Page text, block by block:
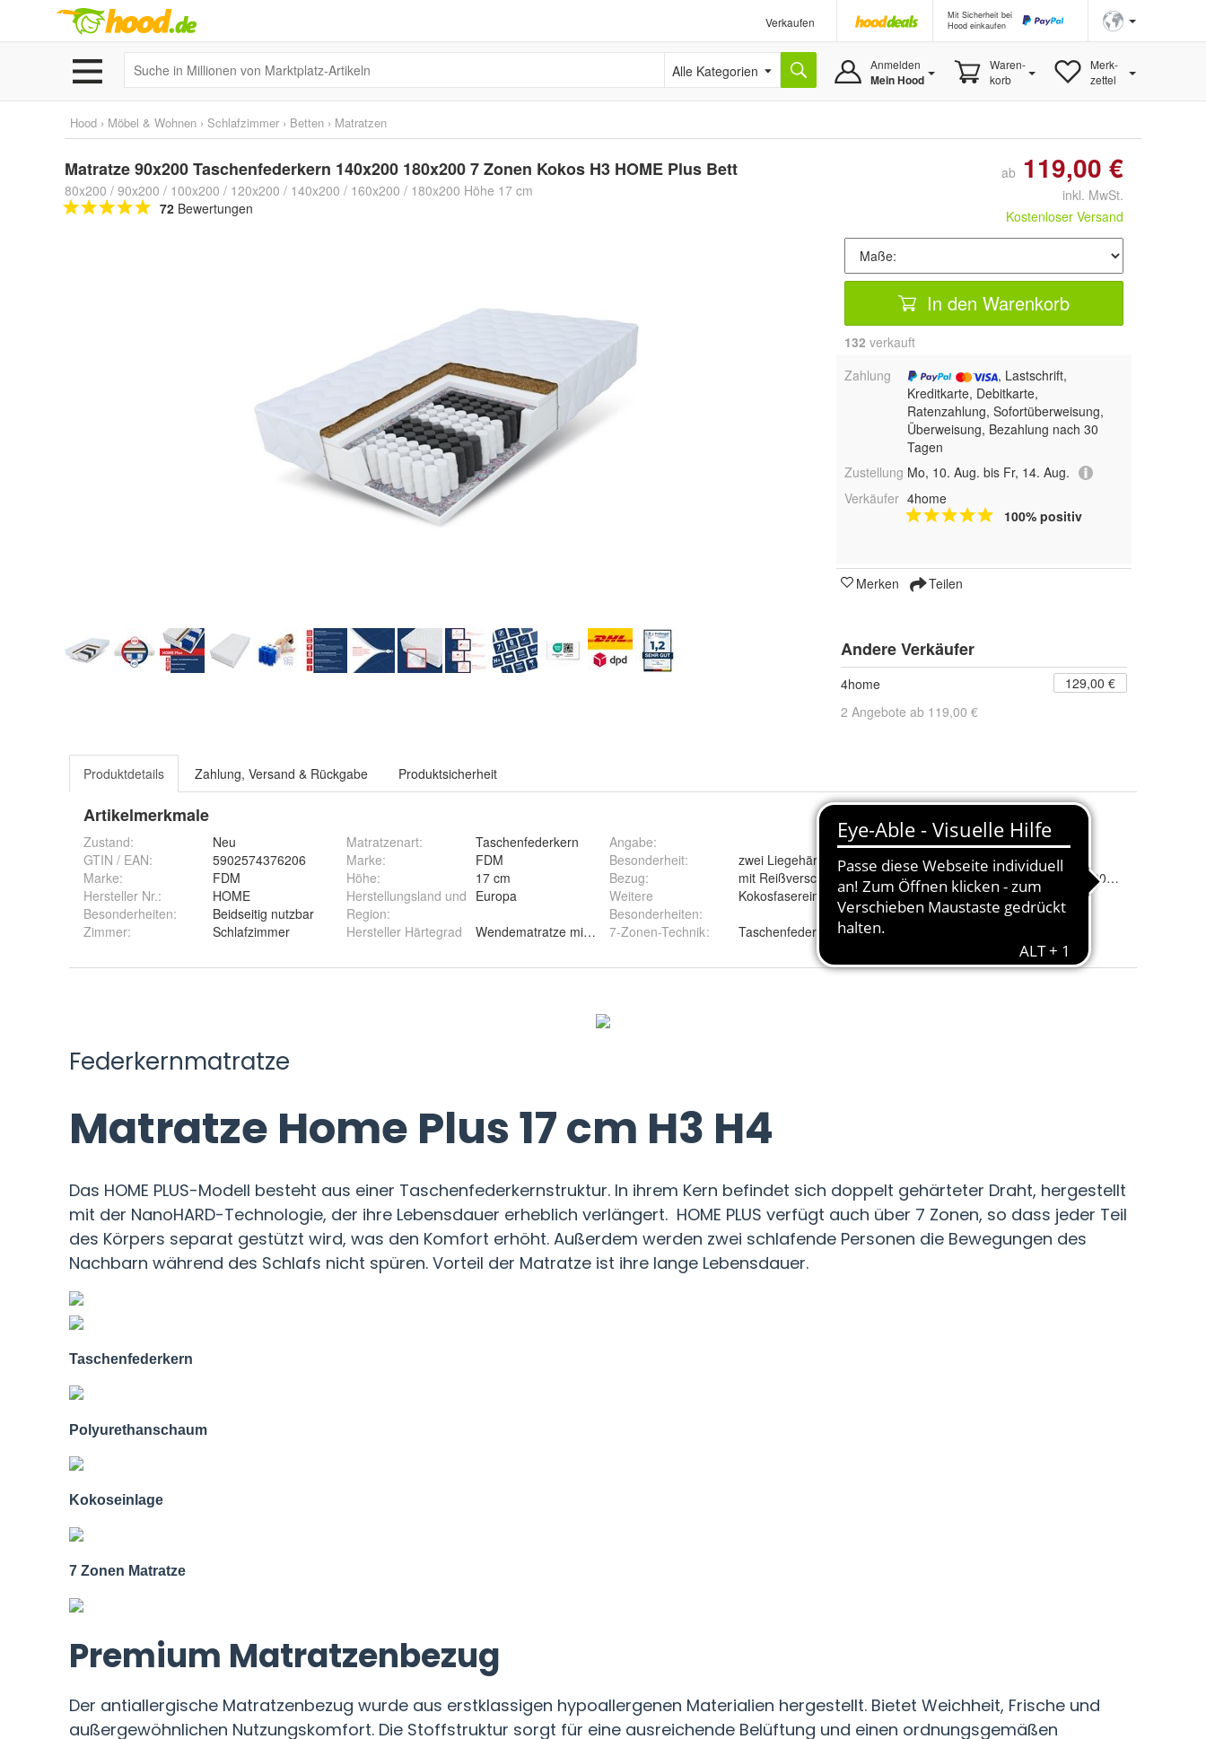
Verkaufen
Mit Sicherheit bei
Hood einkaufen
Alle Kategorien Anmelden
Mein Hood
Waren-
korb
Merk-
zettel
Hood › Möbel & Wohnen › Schlafzimmer › Betten › Matratzen
Matratze 90x200 Taschenfederkern 140x200 180x200 7 Zonen Kokos H3 HOME Plus Bett
80x200 / 90x200 / 100x200 / 120x200 / 140x200 / 160x200 / 180x200 Höhe 17 cm
72 Bewertungen
ab 119,00 €
inkl. MwSt.
Kostenloser Versand
In den Warenkorb
132 verkauft
Zahlung
, Lastschrift,
Kreditkarte, Debitkarte,
Ratenzahlung, Sofortüberweisung,
Überweisung, Bezahlung nach 30
Tagen
Zustellung Mo, 10. Aug. bis Fr, 14. Aug.
Verkäufer 4home
100% positiv
Merken Teilen
Andere Verkäufer
4home
129,00 €
2 Angebote ab 119,00 €
Produktdetails Zahlung, Versand & Rückgabe Produktsicherheit
Artikelmerkmale
Zustand:
Neu
GTIN / EAN:
5902574376206
Marke:
FDM
Hersteller Nr.:
HOME
Besonderheiten:
Beidseitig nutzbar
Zimmer: Schlafzimmer
Matratzenart:
Taschenfederkern
Marke:
FDM
Höhe:
17 cm
Herstellungsland und
Region:
Europa
Hersteller Härtegrad
Angabe:
Wendematratze mit zwei Härtegraden H3 und H4
Besonderheit:
zwei Liegehärten in einer Matratze (H3/H4)
Bezug:
mit Reißverschluss abnehmbar und waschbar
Weitere
Besonderheiten:
Kokosfasereinlage, Kaltschaum, Nano Hard Federn
7-Zonen-Technik: Taschenfedern NanoHARD
Herstellernummer:
HOME
Härtegrad:
Hart
Maße: